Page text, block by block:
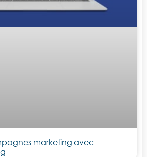
marketing avec